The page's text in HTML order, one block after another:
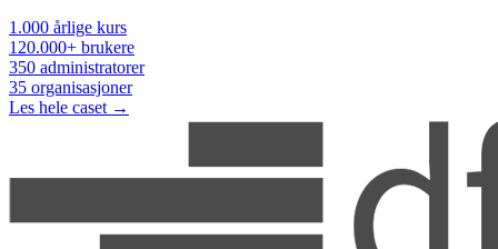
1.000 årlige kurs
120.000+ brukere
350 administratorer
35 organisasjoner
Les hele caset →